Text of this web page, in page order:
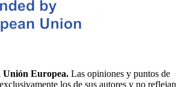
Unión Europea. Las opiniones y puntos de
los de sus autores y no reflejan